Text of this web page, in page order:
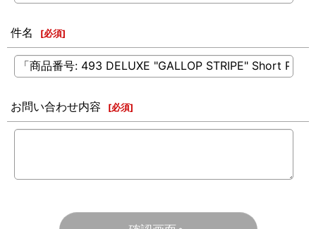
件名 [必須]
お問い合わせ内容 [必須]